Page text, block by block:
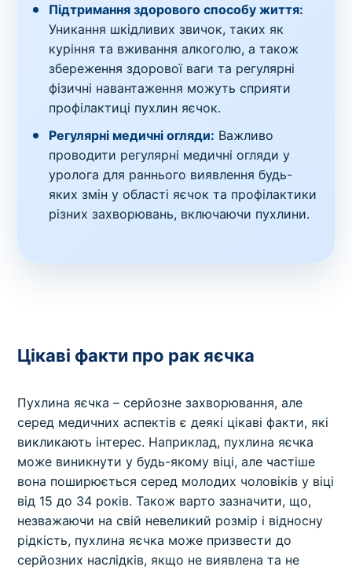
Підтримання здорового способу життя:
Уникання шкідливих звичок, таких як
куріння та вживання алкоголю, а також
збереження здорової ваги та регулярні
фізичні навантаження можуть сприяти
профілактиці пухлин яєчок.
Регулярні медичні огляди: Важливо
проводити регулярні медичні огляди у
уролога для раннього виявлення будь-
яких змін у області яєчок та профілактики
різних захворювань, включаючи пухлини.
Цікаві факти про рак яєчка
Пухлина яєчка – серйозне захворювання, але
серед медичних аспектів є деякі цікаві факти, які
викликають інтерес. Наприклад, пухлина яєчка
може виникнути у будь-якому віці, але частіше
вона поширюється серед молодих чоловіків у віці
від 15 до 34 років. Також варто зазначити, що,
незважаючи на свій невеликий розмір і відносну
рідкість, пухлина яєчка може призвести до
серйозних наслідків, якщо не виявлена та не